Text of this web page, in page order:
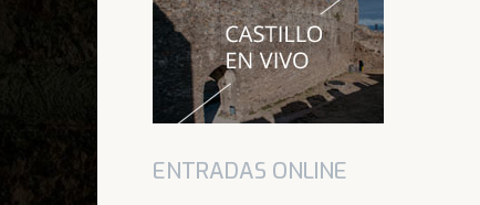
ENTRADAS ONLINE